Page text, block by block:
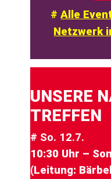
#Alle
Netzwerk
UNSERE
TREFFEN
# So. 12.7.
10:30 Uhr –
(Leitung: